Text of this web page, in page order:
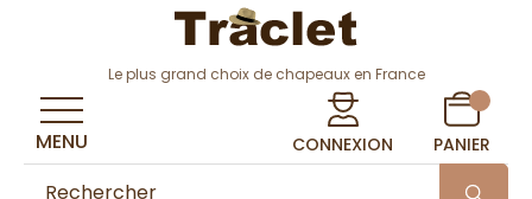
Le plus grand choix de chapeaux en France
CONNEXION PANIER
MENU